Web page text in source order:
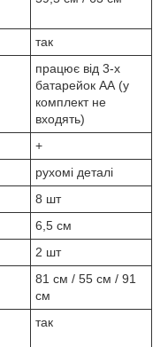
так
працює від 3-х
батарейок АА (у
комплект не
входять)
+
рухомі деталі
8 шт
6,5 см
2 шт
81 см / 55 см / 91
см
так